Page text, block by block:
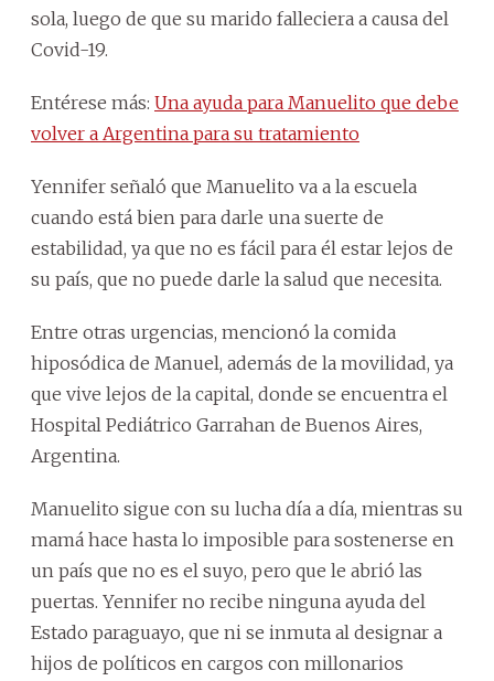
sola, luego de que su marido falleciera a causa del
Covid-19.
Entérese más: Una ayuda para Manuelito que debe
volver a Argentina para su tratamiento
Yennifer señaló que Manuelito va a la escuela
cuando está bien para darle una suerte de
estabilidad, ya que no es fácil para él estar lejos de
su país, que no puede darle la salud que necesita.
Entre otras urgencias, mencionó la comida
hiposódica de Manuel, además de la movilidad, ya
que vive lejos de la capital, donde se encuentra el
Hospital Pediátrico Garrahan de Buenos Aires,
Argentina.
Manuelito sigue con su lucha día a día, mientras su
mamá hace hasta lo imposible para sostenerse en
un país que no es el suyo, pero que le abrió las
puertas. Yennifer no recibe ninguna ayuda del
Estado paraguayo, que ni se inmuta al designar a
hijos de políticos en cargos con millonarios